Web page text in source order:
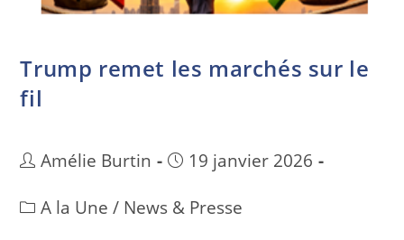
Trump remet les marchés sur le
fil
Amélie Burtin
19 janvier 2026
A la Une / News & Presse